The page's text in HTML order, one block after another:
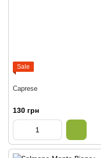
Sale
Caprese
130 грн